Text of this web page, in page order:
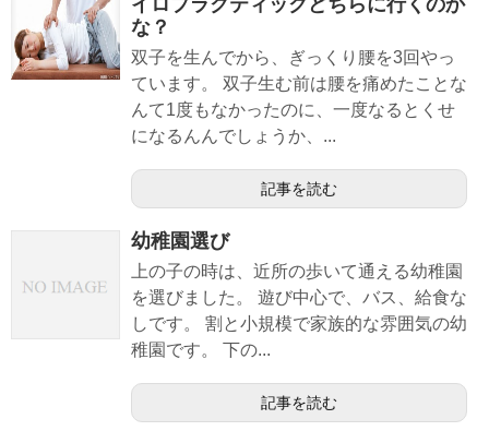
な？
双子を生んでから、ぎっくり腰を3回やっ
ています。 双子生む前は腰を痛めたことな
んて1度もなかったのに、一度なるとくせ
になるんんでしょうか、...
記事を読む
幼稚園選び
上の子の時は、近所の歩いて通える幼稚園
を選びました。 遊び中心で、バス、給食な
しです。 割と小規模で家族的な雰囲気の幼
稚園です。 下の...
記事を読む